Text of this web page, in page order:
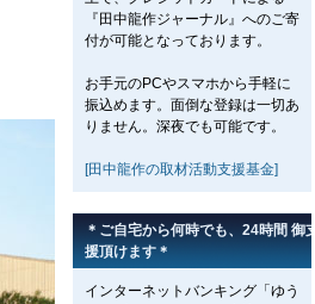
『田中龍作ジャーナル』へのご寄
付が可能となっております。
お手元のPCやスマホから手軽に
振込めます。面倒な登録は一切あ
りません。深夜でも可能です。
[田中龍作の取材活動支援基金]
＊ご自宅から何時でも、24時間 御支
援頂けます＊
インターネットバンキング「ゆう